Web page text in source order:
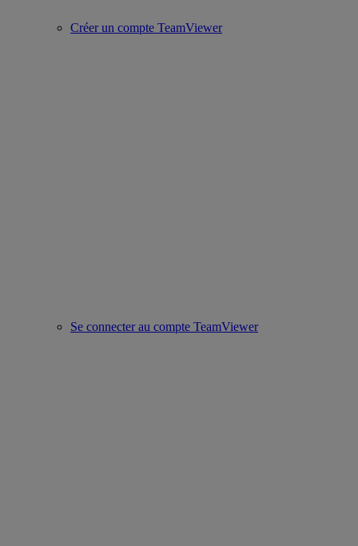
Créer un compte TeamViewer
Se connecter au compte TeamViewer